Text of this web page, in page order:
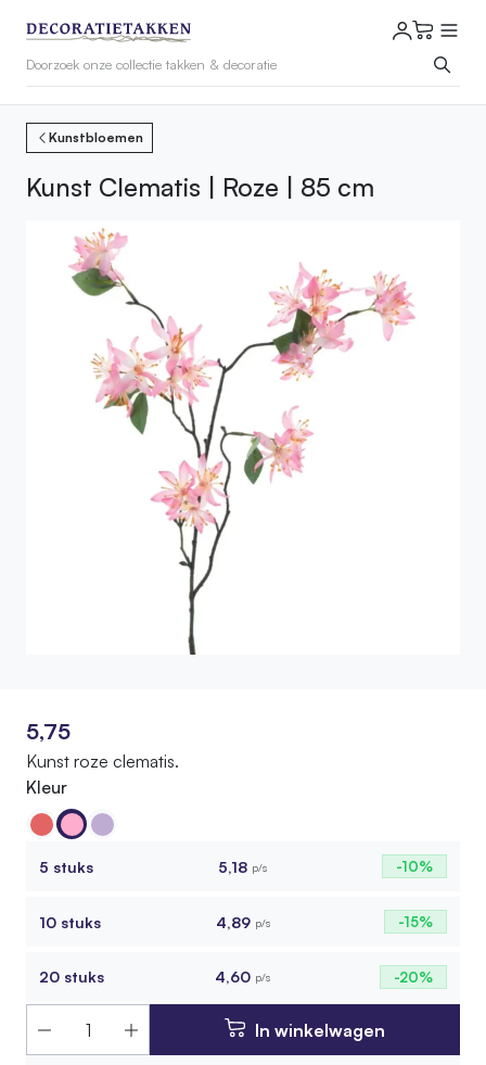
Kunstbloemen
Kunst Clematis | Roze | 85 cm
5,75
Kunst roze clematis.
Kleur
5 stuks 5,18 p/s -10%
10 stuks 4,89 p/s -15%
20 stuks 4,60 p/s -20%
In winkelwagen